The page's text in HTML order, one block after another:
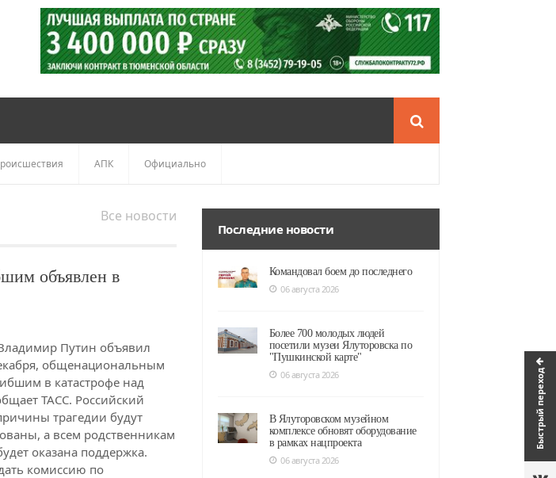
Быстрый переход
АПК Официально
Все новости
объявлен в
Путин объявил
общенациональным
в катастрофе над
ТАСС. Российский
трагедии будут
а всем родственникам
оказана поддержка.
комиссию по
Последние новости
Командовал боем до последнего
06 августа 2026
Более 700 молодых людей
посетили музеи Ялуторовска по
"Пушкинской карте"
06 августа 2026
В Ялуторовском музейном
комплексе обновят оборудование
в рамках нацпроекта
06 августа 2026